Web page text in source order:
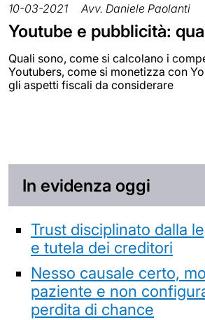
10-03-2021 Avv. Daniele Paolanti
Youtube e pubblicità:
Quali sono, come si calcolano i
Youtubers, come si monetizza con
gli aspetti fiscali da considerare
In evidenza oggi
Trust disciplinato dalla
e tutela dei creditori
Nesso causale certo,
paziente e non
perdita di chance